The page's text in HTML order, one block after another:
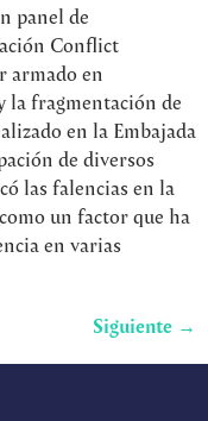
panel de
Conflict
armado en
fragmentación de
en la Embajada
de diversos
las falencias en la
un factor que ha
en varias
Siguiente →